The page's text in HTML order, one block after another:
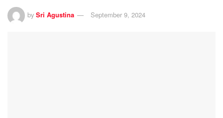
by Sri Agustina September 9, 2024